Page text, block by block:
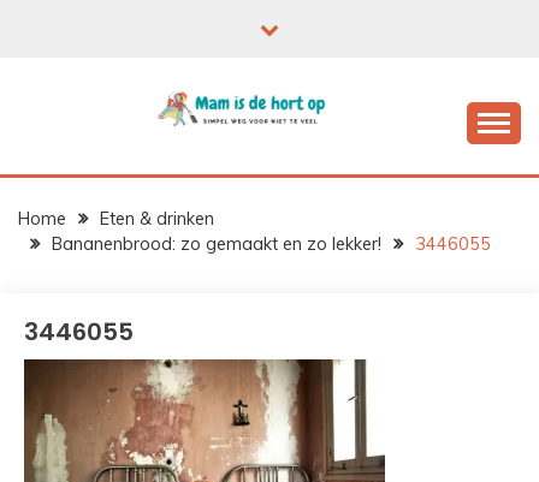
Home
Eten & drinken
Bananenbrood: zo gemaakt en zo lekker!
3446055
3446055